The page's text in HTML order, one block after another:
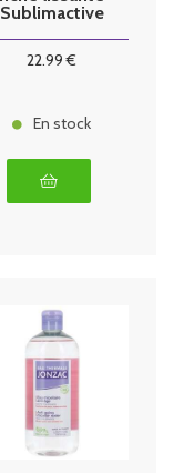
Sublimactive
22.99 €
En stock